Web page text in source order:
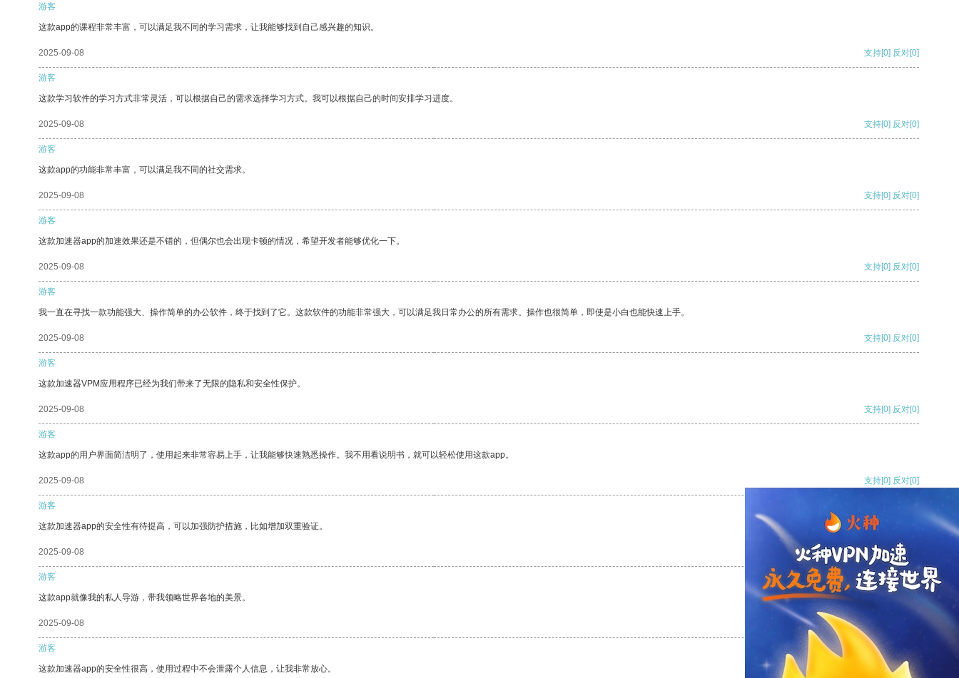
游客
这款app的课程非常丰富，可以满足我不同的学习需求，让我能够找到自己感兴趣的知识。
2025-09-08 支持[0] 反对[0]
游客
这款学习软件的学习方式非常灵活，可以根据自己的需求选择学习方式。我可以根据自己的时间安排学习进度。
2025-09-08 支持[0] 反对[0]
游客
这款app的功能非常丰富，可以满足我不同的社交需求。
2025-09-08 支持[0] 反对[0]
游客
这款加速器app的加速效果还是不错的，但偶尔也会出现卡顿的情况，希望开发者能够优化一下。
2025-09-08 支持[0] 反对[0]
游客
我一直在寻找一款功能强大、操作简单的办公软件，终于找到了它。这款软件的功能非常强大，可以满足我日常办公的所有需求。操作也很简单，即使是小白也能快速上手。
2025-09-08 支持[0] 反对[0]
游客
这款加速器VPM应用程序已经为我们带来了无限的隐私和安全性保护。
2025-09-08 支持[0] 反对[0]
游客
这款app的用户界面简洁明了，使用起来非常容易上手，让我能够快速熟悉操作。我不用看说明书，就可以轻松使用这款app。
2025-09-08 支持[0] 反对[0]
游客
这款加速器app的安全性有待提高，可以加强防护措施，比如增加双重验证。
2025-09-08 支持[0] 反对
游客
这款app就像我的私人导游，带我领略世界各地的美景。
2025-09-08 支持
游客
这款加速器app的安全性很高，使用过程中不会泄露个人信息，让我非常放心。